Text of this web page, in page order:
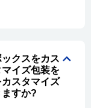
クスをカス
イズ包装を
スタマイズ
すか?